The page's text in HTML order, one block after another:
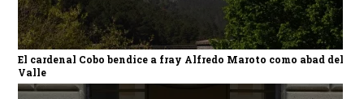
El cardenal Cobo bendice a fray Alfredo Maroto como abad del
Valle